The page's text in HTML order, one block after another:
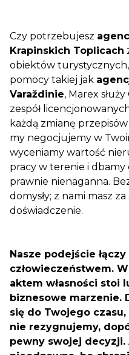
Czy potrzebujesz
Krapinskich Toplicach
obiektów
pomocy takiej jak
Varaždinie, Marex
zespół
każdą zmianę
my negocjujemy w
wyceniamy wartość
pracy w terenie i dbamy
prawnie nienaganna.
domysły; z nami masz
doświadczenie.
Nasze podejście
człowieczeństwem.
aktem własności stoi
biznesowe marzenie.
się do Twojego
nie rezygnujemy,
pewny swojej decyzji.